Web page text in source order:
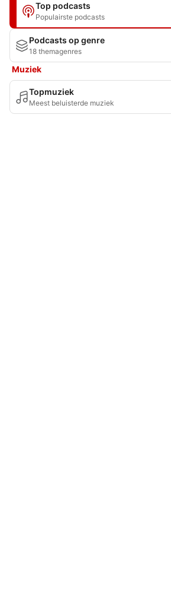
Top podcasts
Populairste podcasts
Podcasts op genre
18 themagenres
Muziek
Topmuziek
Meest beluisterde muziek